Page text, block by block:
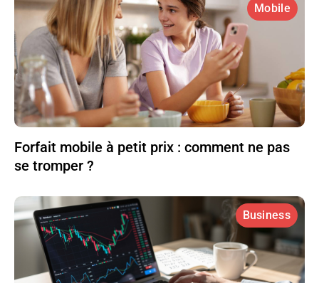
Mobile
Forfait mobile à petit prix : comment ne pas
se tromper ?
Business